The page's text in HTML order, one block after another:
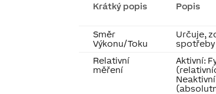
Krátký popis Popis
Směr
Výkonu/Toku
Určuje,
spotřeby
Relativní
měření
Aktivní: